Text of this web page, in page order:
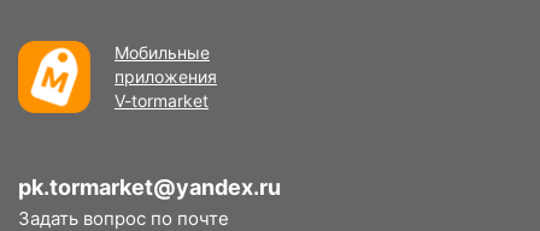
Мобильные
приложения
V-tormarket
pk.tormarket@yandex.ru
Задать вопрос по почте